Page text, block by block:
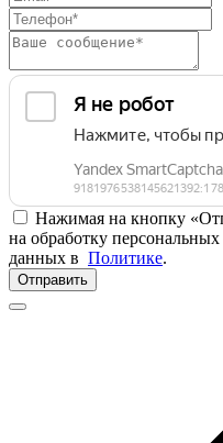
Нажимая на кнопку
на обработку
данных в Политике.
Отправить